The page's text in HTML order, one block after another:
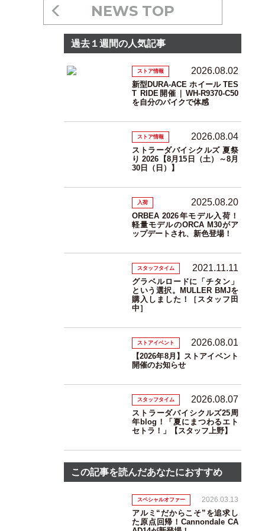
NEWS TOP
過去１週間の人気記事
ストア情報 2026.08.02
新型DURA-ACE ホイール TES
T RIDE開催｜WH-R9370-C50
を自分のバイクで体感
ストア情報 2026.08.04
ストラーダバイシクルズ 夏祭
り 2026【8月15日（土）～8月
30日（日）】
入荷 2025.08.20
ORBEA 2026年モデル入荷！
軽量モデルのORCA M30がア
ップデートされ、新色登場！
スタッフタイム 2021.11.11
グラベルロードに「チタン」
という選択。MULLER BMJを
購入しました！［スタッフ田
中］
ストアイベント 2026.08.01
【2026年8月】ストアイベント
開催のお知らせ
スタッフタイム 2026.08.07
ストラーダバイシクルズ25周
年blog！「夏にまつわるエト
セトラ！」【スタッフ上野】
この記事を読んだあなたにおすすめ
スペシャルオファー 2026.03.13
アルミ“だからこそ”を追求し
た原点回帰！Cannondale CA